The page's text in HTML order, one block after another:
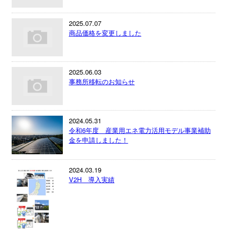
2025.07.07
商品価格を変更しました
2025.06.03
事務所移転のお知らせ
2024.05.31
令和6年度 産業用エネ電力活用モデル事業補助
金を申請しました！
2024.03.19
V2H 導入実績